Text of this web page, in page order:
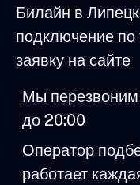
Билайн в
подключение по
заявку на сайте
Мы перезвоним
до 20:00
Оператор
работает